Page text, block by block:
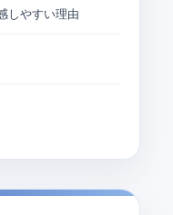
しやすい理由